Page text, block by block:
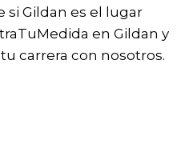
si Gildan es el lugar
en Gildan y
carrera con nosotros.